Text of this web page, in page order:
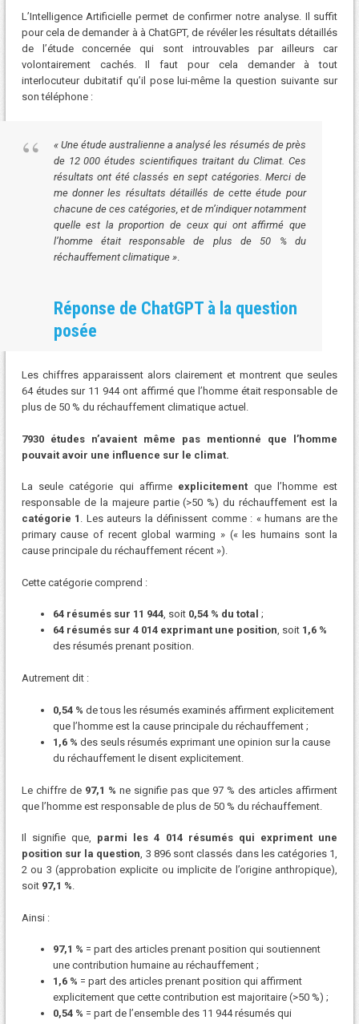
L’Intelligence Artificielle permet de confirmer notre analyse. Il suffit
pour cela de demander à à ChatGPT, de révéler les résultats détaillés
de l’étude concernée qui sont introuvables par ailleurs car
volontairement cachés. Il faut pour cela demander à tout
interlocuteur dubitatif qu’il pose lui-même la question suivante sur
son téléphone :
« Une étude australienne a analysé les résumés de près
de 12 000 études scientifiques traitant du Climat. Ces
résultats ont été classés en sept catégories. Merci de
me donner les résultats détaillés de cette étude pour
chacune de ces catégories, et de m’indiquer notamment
quelle est la proportion de ceux qui ont affirmé que
l’homme était responsable de plus de 50 % du
réchauffement climatique ».
Réponse de ChatGPT à la question
posée
Les chiffres apparaissent alors clairement et montrent que seules
64 études sur 11 944 ont affirmé que l’homme était responsable de
plus de 50 % du réchauffement climatique actuel.
7930 études n’avaient même pas mentionné que l’homme
pouvait avoir une influence sur le climat.
La seule catégorie qui affirme explicitement que l’homme est
responsable de la majeure partie (>50 %) du réchauffement est la
catégorie 1 . Les auteurs la définissent comme : « humans are the
primary cause of recent global warming » (« les humains sont la
cause principale du réchauffement récent »).
Cette catégorie comprend :
64 résumés sur 11 944, soit 0,54 % du total ;
64 résumés sur 4 014 exprimant une position, soit 1,6 %
des résumés prenant position.
Autrement dit :
0,54 % de tous les résumés examinés affirment explicitement
que l’homme est la cause principale du réchauffement ;
1,6 % des seuls résumés exprimant une opinion sur la cause
du réchauffement le disent explicitement.
Le chiffre de 97,1 % ne signifie pas que 97 % des articles affirment
que l’homme est responsable de plus de 50 % du réchauffement.
Il signifie que, parmi les 4 014 résumés qui expriment une
position sur la question, 3 896 sont classés dans les catégories 1,
2 ou 3 (approbation explicite ou implicite de l’origine anthropique),
soit 97,1 %.
Ainsi :
97,1 % = part des articles prenant position qui soutiennent
une contribution humaine au réchauffement ;
1,6 % = part des articles prenant position qui affirment
explicitement que cette contribution est majoritaire (>50 %) ;
0,54 % = part de l’ensemble des 11 944 résumés qui